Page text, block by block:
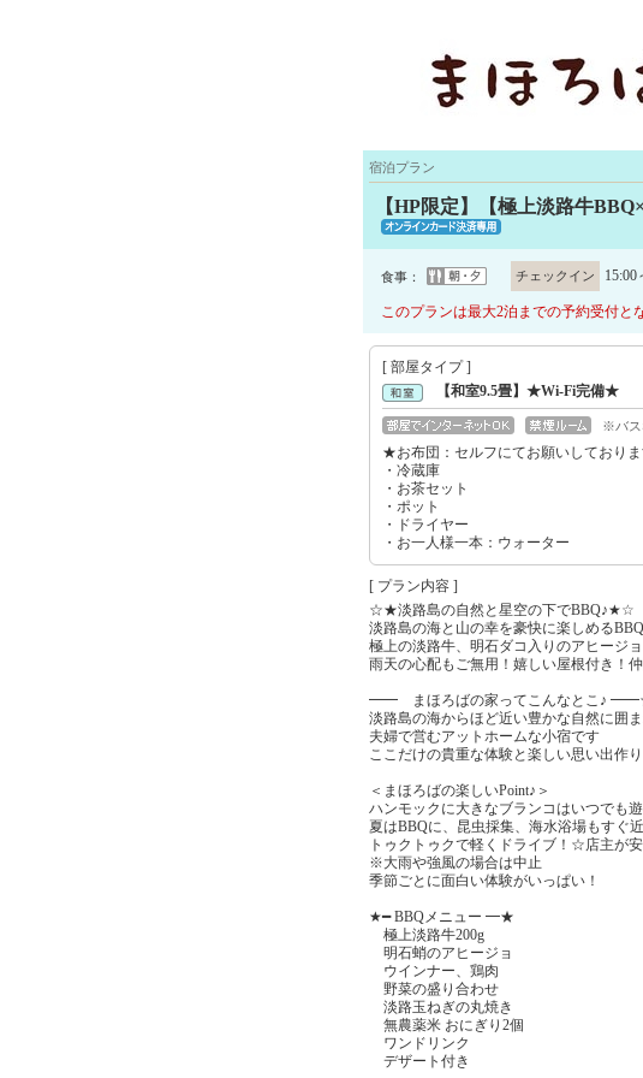
宿泊プラン
【HP限定】【極上淡路牛
食事： チェックイン 15:00
このプランは最大2泊までの予約受付と
[ 部屋タイプ ]
【和室9.5畳】★Wi-Fi完備★
※バス
★お布団：セルフにてお願いしておりま
・冷蔵庫
・お茶セット
・ポット
・ドライヤー
・お一人様一本：ウォーター
[ プラン内容 ]
☆★淡路島の自然と星空の下でBBQ♪★☆
淡路島の海と山の幸を豪快に楽しめるBBQ
極上の淡路牛、明石ダコ入りのアヒージョ
雨天の心配もご無用！嬉しい屋根付き！
━━ まほろばの家ってこんなとこ♪
淡路島の海からほど近い豊かな自然に囲
夫婦で営むアットホームな小宿です
ここだけの貴重な体験と楽しい思い出作
＜まほろばの楽しいPoint♪＞
ハンモックに大きなブランコはいつでも
夏はBBQに、昆虫採集、海水浴場もすぐ近
トゥクトゥクで軽くドライブ！☆店主が安
※大雨や強風の場合は中止
季節ごとに面白い体験がいっぱい！
★━ BBQメニュー ━★
極上淡路牛200g
明石蛸のアヒージョ
ウインナー、鶏肉
野菜の盛り合わせ
淡路玉ねぎの丸焼き
無農薬米 おにぎり2個
ワンドリンク
デザート付き